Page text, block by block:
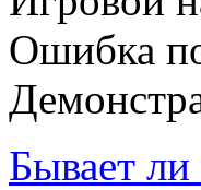
Ошибка
Бывает ли